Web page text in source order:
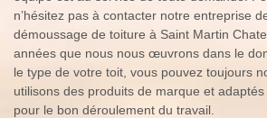
n’hésitez pas à contacter notre entreprise
démoussage de toiture à Saint Martin
années que nous nous œuvrons dans le
le type de votre toit, vous pouvez toujours
utilisons des produits de marque et
pour le bon déroulement du travail.